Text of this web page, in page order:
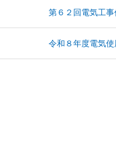
第６２回電気工
令和８年度電気